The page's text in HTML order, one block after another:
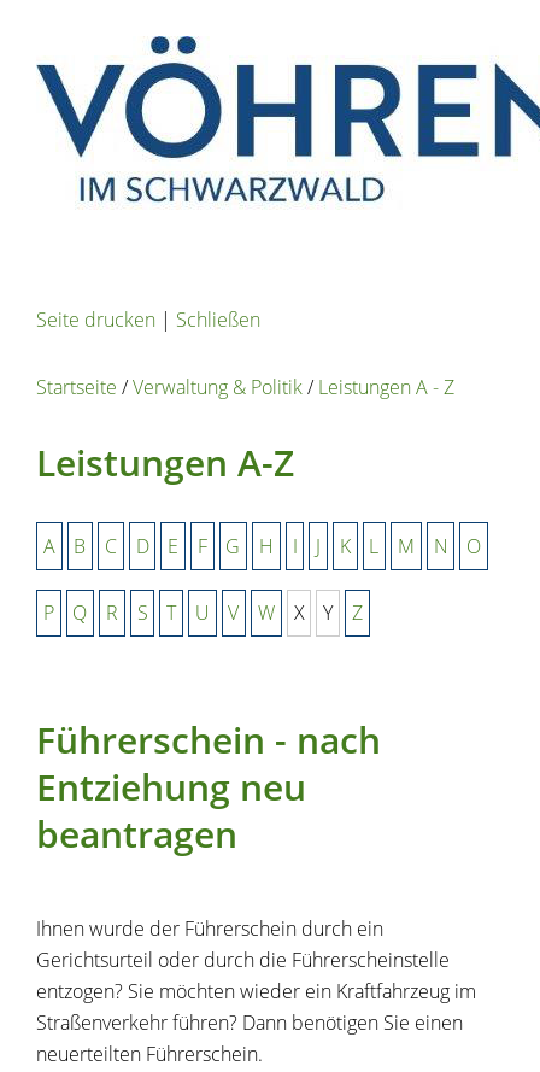
Seite drucken | Schließen
Startseite /Verwaltung & Politik/Leistungen A - Z
Leistungen A-Z
A B C D E F G H I J K L M N O
P Q R S T U V W X Y Z
Führerschein - nach
Entziehung neu
beantragen
Ihnen wurde der Führerschein durch ein
Gerichtsurteil oder durch die Führerscheinstelle
entzogen? Sie möchten wieder ein Kraftfahrzeug im
Straßenverkehr führen? Dann benötigen Sie einen
neuerteilten Führerschein.